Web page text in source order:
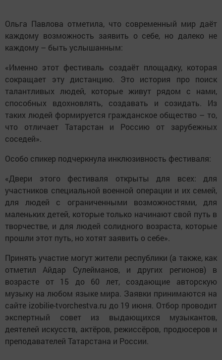
Ольга Павлова отметила, что современный мир даёт
каждому возможность заявить о себе, но далеко не
каждому – быть услышанным:
«Именно этот фестиваль создаёт площадку, которая
сокращает эту дистанцию. Это история про поиск
талантливых людей, которые живут рядом с нами,
способных вдохновлять, создавать и созидать. Из
таких людей формируется гражданское общество – то,
что отличает Татарстан и Россию от зарубежных
соседей».
Особо спикер подчеркнула инклюзивность фестиваля:
«Двери этого фестиваля открыты для всех: для
участников специальной военной операции и их семей,
для людей с ограниченными возможностями, для
маленьких детей, которые только начинают свой путь в
творчестве, и для людей солидного возраста, которые
прошли этот путь, но хотят заявить о себе».
Принять участие могут жители республики (а также, как
отметил Айдар Сулейманов, и других регионов) в
возрасте от 15 до 60 лет, создающие авторскую
музыку на любом языке мира. Заявки принимаются на
сайте izobilie-tvorchestva.ru до 19 июня. Отбор проводит
экспертный совет из выдающихся музыкантов,
деятелей искусств, актёров, режиссёров, продюсеров и
преподавателей Татарстана и России.